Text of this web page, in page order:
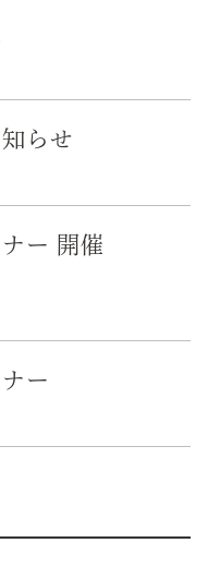
らせ
ー 開催
ー